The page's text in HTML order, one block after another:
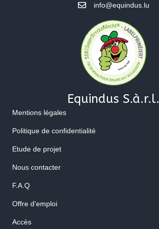
info@equindus.lu
Equindus S.à.r.l.
Mentions légales
Politique de confidentialité
Etude de projet
Nous contacter
F.A.Q
Offre d'emploi
Accès